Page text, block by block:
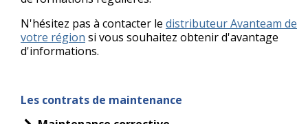
N'hésitez pas à contacter le distributeur Avanteam de
votre région si vous souhaitez obtenir d'avantage
d'informations.
Les contrats de maintenance